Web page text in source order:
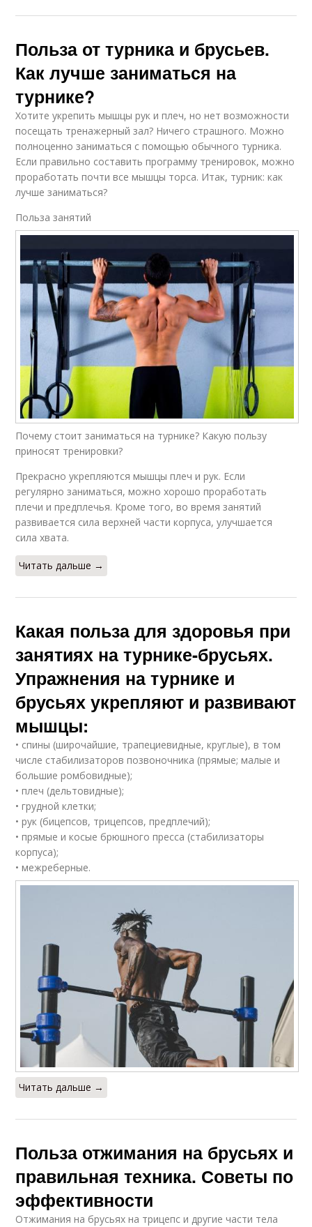
Польза от турника и брусьев.
Как лучше заниматься на
турнике?
Хотите укрепить мышцы рук и плеч, но нет возможности
посещать тренажерный зал? Ничего страшного. Можно
полноценно заниматься с помощью обычного турника.
Если правильно составить программу тренировок, можно
проработать почти все мышцы торса. Итак, турник: как
лучше заниматься?
Польза занятий
Почему стоит заниматься на турнике? Какую пользу
приносят тренировки?
Прекрасно укрепляются мышцы плеч и рук. Если
регулярно заниматься, можно хорошо проработать
плечи и предплечья. Кроме того, во время занятий
развивается сила верхней части корпуса, улучшается
сила хвата.
Читать дальше →
Какая польза для здоровья при
занятиях на турнике-брусьях.
Упражнения на турнике и
брусьях укрепляют и развивают
мышцы:
• спины (широчайшие, трапециевидные, круглые), в том
числе стабилизаторов позвоночника (прямые; малые и
большие ромбовидные);
• плеч (дельтовидные);
• грудной клетки;
• рук (бицепсов, трицепсов, предплечий);
• прямые и косые брюшного пресса (стабилизаторы
корпуса);
• межреберные.
Читать дальше →
Польза отжимания на брусьях и
правильная техника. Советы по
эффективности
Отжимания на брусьях на трицепс и другие части тела